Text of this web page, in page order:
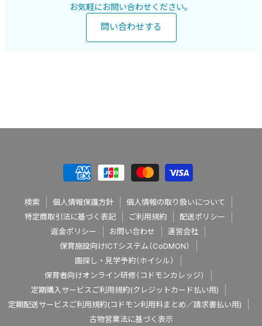
お気軽にお問い合わせください。
問い合わせする
検索 個人情報保護方針
個人情報の取り扱いについて
特定商取引法に基づく表記
ご利用規約
配送ポリシー
返金ポリシー
お問い合わせ
運営会社
保育施設向けICTシステム（CoDMON）
園探し・見学予約（ホイシル）
保育者向けオンライン研修（コドモンカレッジ）
定期購入サービスご利用規約(クレジットカード払い用)
定期配送サービスご利用規約(コドモン利用料まとめ／請求書払い用)
古物営業法に基づく表示